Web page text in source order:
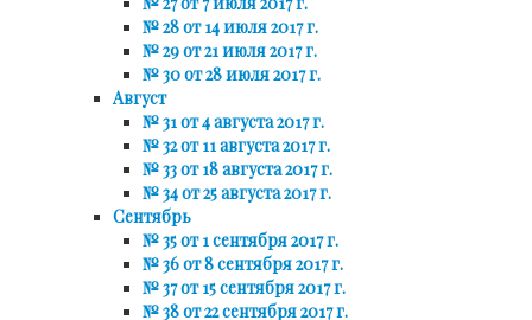
№ 28 от 14 июля 2017 г.
№ 29 от 21 июля 2017 г.
№ 30 от 28 июля 2017 г.
Август
№ 31 от 4 августа 2017 г.
№ 32 от 11 августа 2017 г.
№ 33 от 18 августа 2017 г.
№ 34 от 25 августа 2017 г.
Сентябрь
№ 35 от 1 сентября 2017 г.
№ 36 от 8 сентября 2017 г.
№ 37 от 15 сентября 2017 г.
№ 38 от 22 сентября 2017 г.